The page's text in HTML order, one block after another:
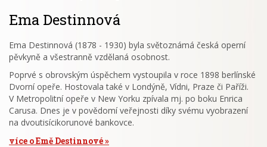
Ema Destinnová
Ema Destinnová (1878 - 1930) byla světoznámá česká operní
pěvkyně a všestranně vzdělaná osobnost.
Poprvé s obrovským úspěchem vystoupila v roce 1898 berlínské
Dvorní opeře. Hostovala také v Londýně, Vídni, Praze či Paříži.
V Metropolitní opeře v New Yorku zpívala mj. po boku Enrica
Carusa. Dnes je v povědomí veřejnosti díky svému vyobrazení
na dvoutisícikorunové bankovce.
více o Emě Destinnové